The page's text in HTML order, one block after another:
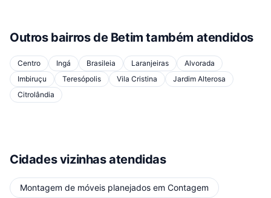
Outros bairros de Betim também atendidos
Centro Ingá Brasileia Laranjeiras
Alvorada
Imbiruçu
Teresópolis Vila Cristina
Jardim Alterosa
Citrolândia
Cidades vizinhas atendidas
Montagem de móveis planejados em Contagem